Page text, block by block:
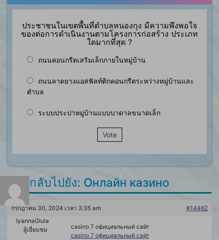
ประชาชนในเขตพื้นที่ตำบลหนองกุง มีความพึงพอใจ
ของต่อการดำเนินงานตามโครงการก่อสร้าง ประเภท
ใดมากที่สุด ?
ถนนคอนกรีตเสริมเล็กภายในหมู่บ้าน
ถนนลาดยางแอสฟัลท์ติกคอนกรีตระหว่างหมู่บ้านและ
ตำบล
ระบบประปาหมู่บ้านแบบบาดาลขนาดเล็ก
Vote
ตอบกลับไปยัง: Онлайн казино
กรกฎาคม 30, 2024 เวลา 3:35 am
#14462
IyannaGlula
ผู้เยี่ยมชม
casino 7 официальный сайт
casino 7 официальный сайт